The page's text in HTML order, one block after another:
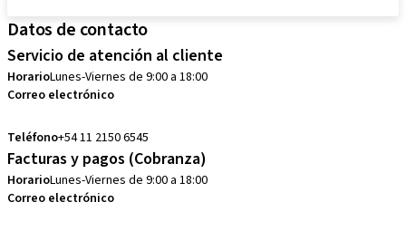
Datos de contacto
Servicio de atención al cliente
HorarioLunes-Viernes de 9:00 a 18:00
Correo electrónico
Teléfono+54 11 2150 6545
Facturas y pagos (Cobranza)
HorarioLunes-Viernes de 9:00 a 18:00
Correo electrónico